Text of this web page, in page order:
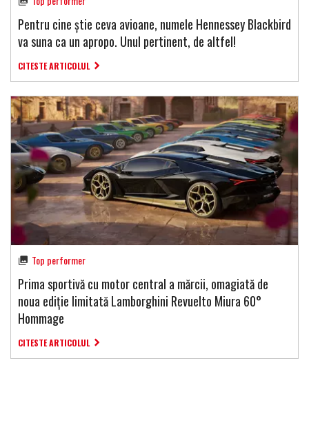
Pentru cine știe ceva avioane, numele Hennessey Blackbird
va suna ca un apropo. Unul pertinent, de altfel!
CITESTE ARTICOLUL
Top performer
Prima sportivă cu motor central a mărcii, omagiată de
noua ediție limitată Lamborghini Revuelto Miura 60°
Hommage
CITESTE ARTICOLUL